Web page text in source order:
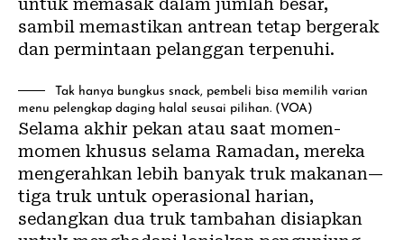
sambil memastikan antrean tetap bergerak
dan permintaan pelanggan terpenuhi.
Tak hanya bungkus snack, pembeli bisa memilih varian
menu pelengkap daging halal seusai pilihan. (VOA)
Selama akhir pekan atau saat momen-
momen khusus selama Ramadan, mereka
mengerahkan lebih banyak truk makanan—
tiga truk untuk operasional harian,
sedangkan dua truk tambahan disiapkan